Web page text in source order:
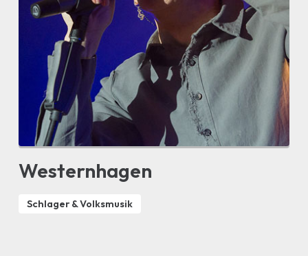
Westernhagen
Schlager & Volksmusik